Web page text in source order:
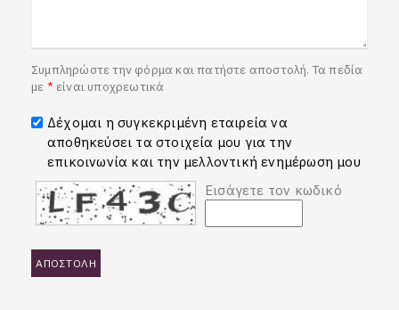
Συμπληρώστε την φόρμα και πατήστε αποστολή. Τα πεδία
με * είναι υποχρεωτικά
Δέχομαι η συγκεκριμένη εταιρεία να
αποθηκεύσει τα στοιχεία μου για την
επικοινωνία και την μελλοντική ενημέρωση μου
Εισάγετε τον κωδικό
ΑΠΟΣΤΟΛΗ